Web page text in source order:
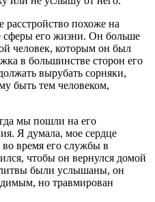
расстройство похоже на
сферы его жизни. Он больше
человек, которым он был
в большинстве сторон его
вырубать сорняки,
быть тем человеком,
мы пошли на его
Я думала, мое сердце
во время его службы в
чтобы он вернулся домой
были услышаны, он
но травмирован